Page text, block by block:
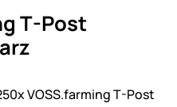
T-Post